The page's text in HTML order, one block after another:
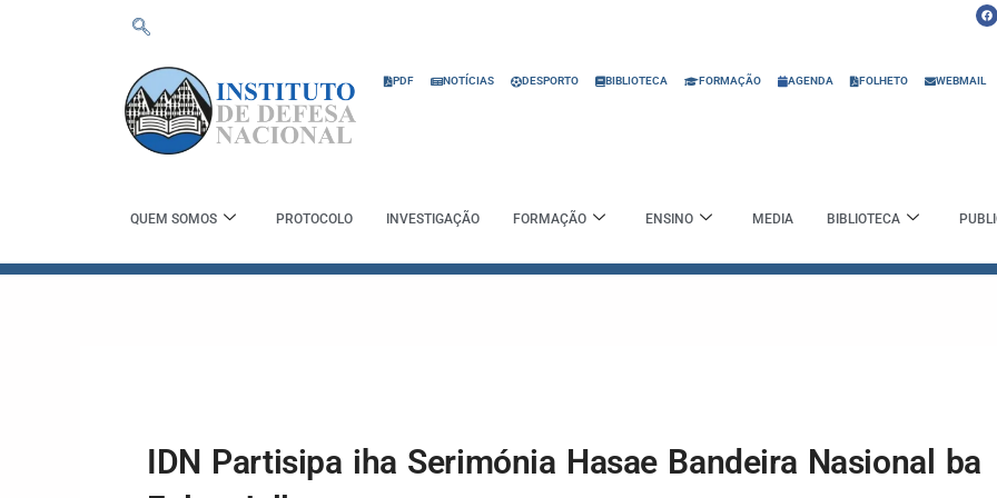
F
a
c
k
PDF NOTÍCIAS DESPORTO BIBLIOTECA FORMAÇÃO AGENDA FOLHETO WEBMAIL
QUEM SOMOS PROTOCOLO INVESTIGAÇÃO FORMAÇÃO ENSINO MEDIA BIBLIOTECA
IDN Partisipa iha Serimónia Hasae Bandeira Nasional ba